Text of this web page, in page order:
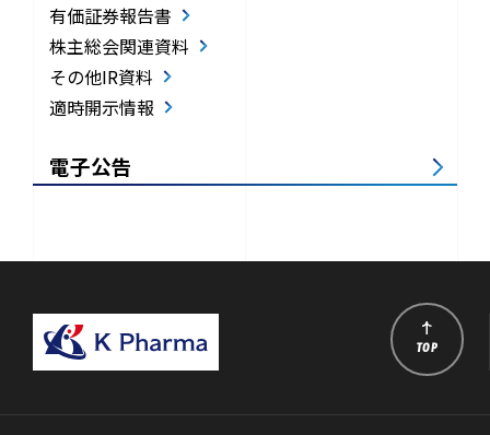
有価証券報告書
株主総会関連資料
その他IR資料
適時開示情報
電子公告
TOP